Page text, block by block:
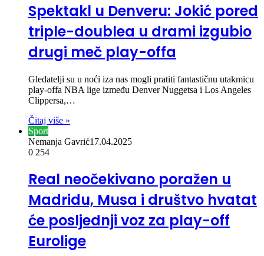
Spektakl u Denveru: Jokić pored
triple-doublea u drami izgubio
drugi meč play-offa
Gledatelji su u noći iza nas mogli pratiti fantastičnu utakmicu
play-offa NBA lige između Denver Nuggetsa i Los Angeles
Clippersa,…
Čitaj više »
Sport
Nemanja Gavrić17.04.2025
0 254
Real neočekivano poražen u
Madridu, Musa i društvo hvatat
će posljednji voz za play-off
Eurolige